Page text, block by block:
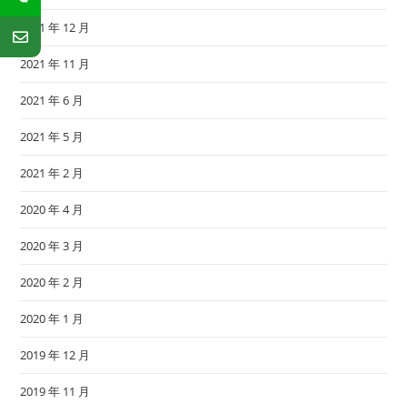
2021 年 12 月
2021 年 11 月
2021 年 6 月
2021 年 5 月
2021 年 2 月
2020 年 4 月
2020 年 3 月
2020 年 2 月
2020 年 1 月
2019 年 12 月
2019 年 11 月